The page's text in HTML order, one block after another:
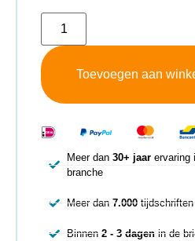
Toevoegen aan
Meer dan 30+ jaarervaring
branche
Meer dan 7.000tijdschriften
Binnen 2 - 3 dagenin de